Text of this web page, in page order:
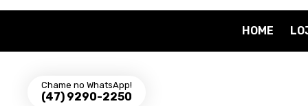
HOME
Chame no WhatsApp!
(47) 9290-2250